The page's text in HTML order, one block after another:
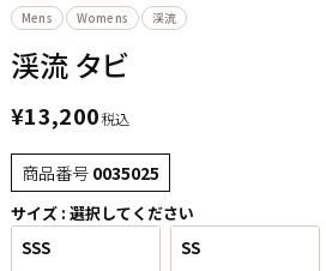
Mens Womens 渓流
渓流 タビ
¥13,200税込
商品番号 0035025
サイズ 選択してください
SSS
SS